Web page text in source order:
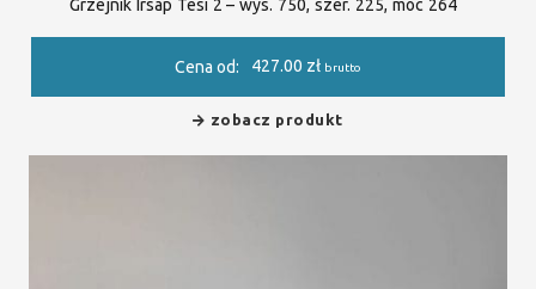
Grzejnik Irsap Tesi 2 – wys. 750, szer. 225, moc 264
Cena od: 427.00 zł brutto
zobacz produkt